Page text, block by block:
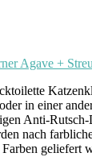
Agave +
in einer
Anti-
nach
geliefert